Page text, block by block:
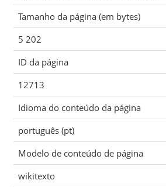
Tamanho da página (em bytes)
5 202
ID da página
12713
Idioma do conteúdo da página
português (pt)
Modelo de conteúdo de página
wikitexto